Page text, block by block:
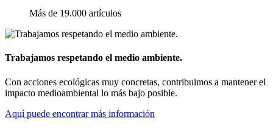
Más de 19.000 artículos
Trabajamos respetando el medio ambiente.
Con acciones ecológicas muy concretas, contribuimos a mantener el
impacto medioambiental lo más bajo posible.
Aquí puede encontrar más información